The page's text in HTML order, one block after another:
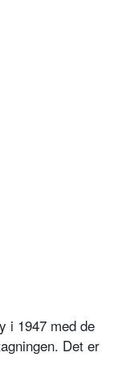
i 1947 med de
Det er